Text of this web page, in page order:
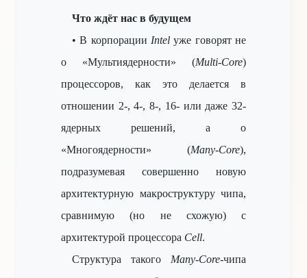
Что ждёт нас в будущем
• В корпорации Intel уже говорят не
о «Мультиядерности» (Multi-Core)
процессоров, как это делается в
отношении 2-, 4-, 8-, 16- или даже 32-
ядерных решений, а о
«Многоядерности» (Many-Core),
подразумевая совершенно новую
архитектурную макроструктуру чипа,
сравнимую (но не схожую) с
архитектурой процессора Cell.
Структура такого Many-Core-чипа